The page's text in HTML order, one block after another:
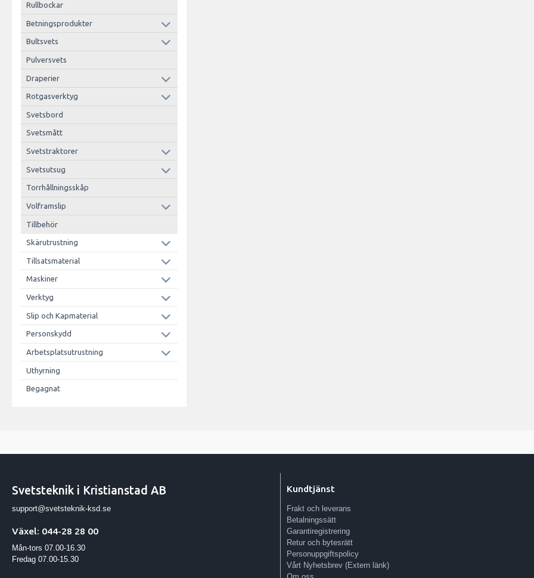
Rullbockar
Betningsprodukter
Bultsvets
Pulversvets
Draperier
Rotgasverktyg
Svetsbord
Svetsmått
Svetstraktorer
Svetsutsug
Torrhållningsskåp
Volframslip
Tillbehör
Skärutrustning
Tillsatsmaterial
Maskiner
Verktyg
Slip och Kapmaterial
Personskydd
Arbetsplatsutrustning
Uthyrning
Begagnat
Svetsteknik i Kristianstad AB
support@svetsteknik-ksd.se
Växel: 044-28 28 00
Mån-tors 07.00-16.30
Fredag 07.00-15.30
Kundtjänst
Frakt och leverans
Betalningssätt
Garantiregistrering
Retur och bytesrätt
Personuppgiftspolicy
Vårt Nyhetsbrev (Extern länk)